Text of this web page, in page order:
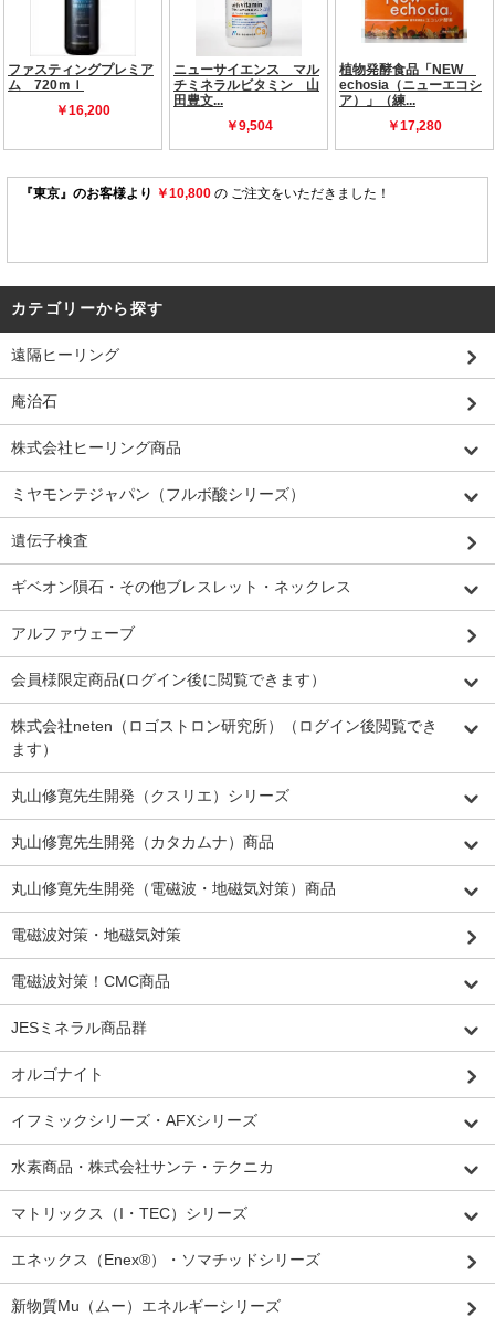
カテゴリーから探す
遠隔ヒーリング
庵治石
株式会社ヒーリング商品
ミヤモンテジャパン（フルボ酸シリーズ）
遺伝子検査
ギベオン隕石・その他ブレスレット・ネックレス
アルファウェーブ
会員様限定商品(ログイン後に閲覧できます）
株式会社neten（ロゴストロン研究所）（ログイン後閲覧でき
ます）
丸山修寛先生開発（クスリエ）シリーズ
丸山修寛先生開発（カタカムナ）商品
丸山修寛先生開発（電磁波・地磁気対策）商品
電磁波対策・地磁気対策
電磁波対策！CMC商品
JESミネラル商品群
オルゴナイト
イフミックシリーズ・AFXシリーズ
水素商品・株式会社サンテ・テクニカ
マトリックス（I・TEC）シリーズ
エネックス（Enex®）・ソマチッドシリーズ
新物質Mu（ムー）エネルギーシリーズ